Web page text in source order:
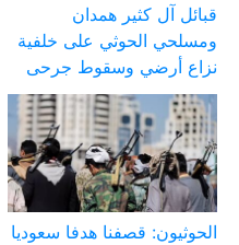
قبائل آل كثير همدان
ومسلحي الحوثي على خلفية
نزاع أرضي وسقوط جرحى
الحوثيون: قصفنا هدفا سعوديا